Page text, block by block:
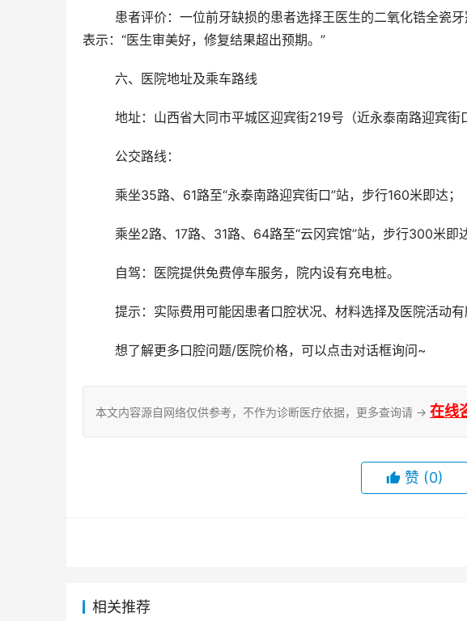
表示：“医生审美好，修复结果超出预期。”
	六、医院地址及乘车路线
地址：山西省大同市平城区迎宾街219号（近永泰南路迎宾街
	公交路线：
	乘坐35路、61路至“永泰南路迎宾街口”站，步行160米即达；
乘坐2路、17路、31路、64路至“云冈宾馆”站，步行300米即达
	自驾：医院提供免费停车服务，院内设有充电桩。
提示：实际费用可能因患者口腔状况、材料选择及医院活动
	想了解更多口腔问题/医院价格，可以点击对话框询问~
本文内容源自网络仅供参考，不作为诊断医疗依据，更多查询请 → 在线
赞 (0)
相关推荐